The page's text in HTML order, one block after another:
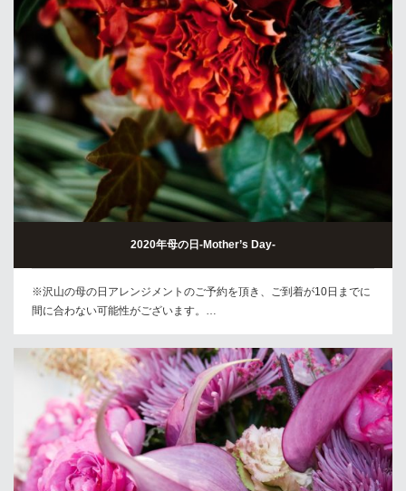
2020年母の日-Mother’s Day-
※沢山の母の日アレンジメントのご予約を頂き、ご到着が10日までに
間に合わない可能性がございます。…